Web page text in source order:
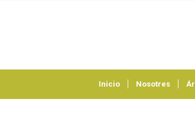
Inicio Nosotres